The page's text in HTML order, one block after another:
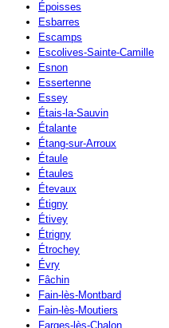
Époisses
Esbarres
Escamps
Escolives-Sainte-Camille
Esnon
Essertenne
Essey
Étais-la-Sauvin
Étalante
Étang-sur-Arroux
Étaule
Étaules
Étevaux
Étigny
Étivey
Étrigny
Étrochey
Évry
Fâchin
Fain-lès-Montbard
Fain-lès-Moutiers
Farges-lès-Chalon